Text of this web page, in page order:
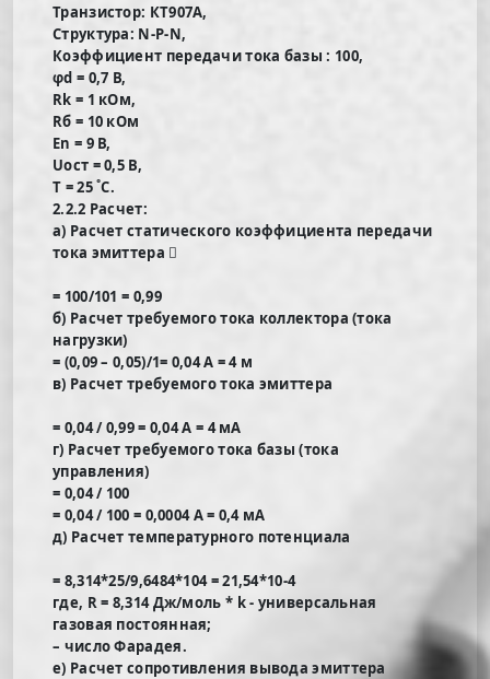
Транзистор: КТ907А,
Структура: N-P-N,
Коэффициент передачи тока базы : 100,
φd = 0,7 В,
Rk = 1 кОм,
Rб = 10 кОм
En = 9 В,
Uост = 0,5 В,
T = 25 ˚C.
2.2.2 Расчет:
а) Расчет статического коэффициента передачи
тока эмиттера 
= 100/101 = 0,99
б) Расчет требуемого тока коллектора (тока
нагрузки)
= (0,09 – 0,05)/1= 0,04 А = 4 м
в) Расчет требуемого тока эмиттера
= 0,04 / 0,99 = 0,04 А = 4 мА
г) Расчет требуемого тока базы (тока
управления)
= 0,04 / 100
= 0,04 / 100 = 0,0004 А = 0,4 мА
д) Расчет температурного потенциала
= 8,314*25/9,6484*104 = 21,54*10-4
где, R = 8,314 Дж/моль * k - универсальная
газовая постоянная;
– число Фарадея.
е) Расчет сопротивления вывода эмиттера